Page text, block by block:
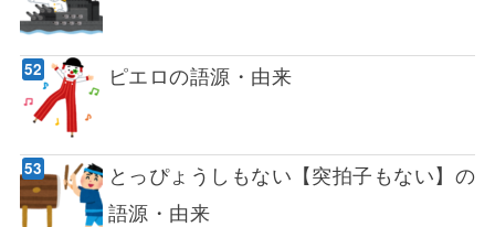
ピエロの語源・由来
とっぴょうしもない【突拍子もない】の
語源・由来